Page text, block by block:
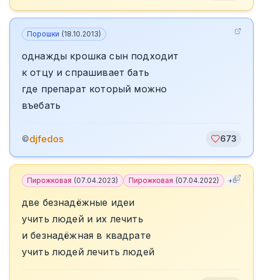
Порошки (18.10.2013)
однажды крошка сын подходит
к отцу и спрашивает бать
где препарат который можно
въебать
©djfedos 673
Пирожковая (07.04.2023) Пирожковая (07.04.2022) +6
две безнадёжные идеи
учить людей и их лечить
и безнадёжная в квадрате
учить людей лечить людей